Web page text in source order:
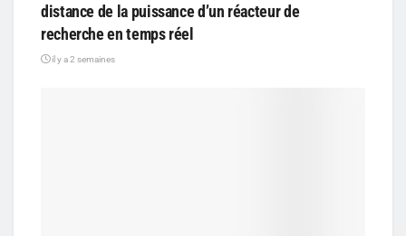
distance de la puissance d’un réacteur de
recherche en temps réel
il y a 2 semaines